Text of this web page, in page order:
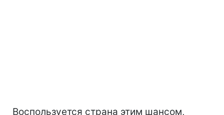
Воспользуется страна этим шансом,